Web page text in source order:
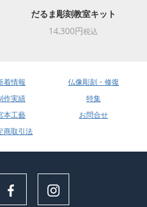
だるま彫刻教室キット
14,300円税込
着情報
仏像彫刻・修復
作実績
特集
本工藝
お問合せ
商取引法